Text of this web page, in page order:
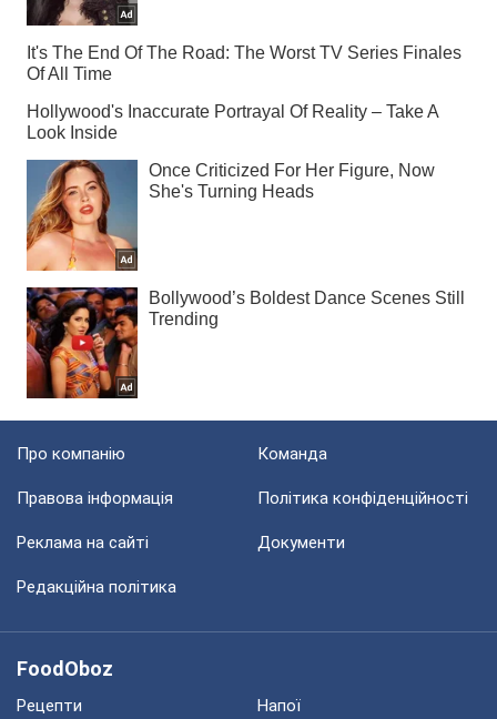
Про компанію Команда
Правова інформація Політика конфіденційності
Реклама на сайті Документи
Редакційна політика
FoodOboz
Рецепти Напої